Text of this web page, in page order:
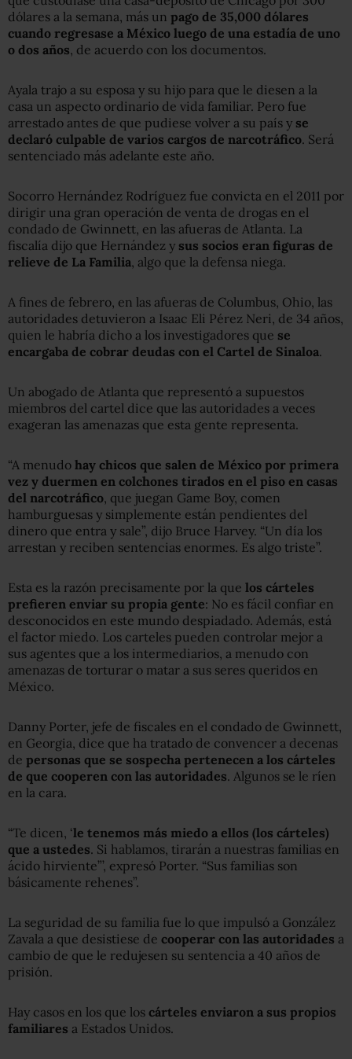
dólares a la semana, más un pago de 35,000 dólares
cuando regresase a México luego de una estadía de uno
o dos años , de acuerdo con los documentos.
Ayala trajo a su esposa y su hijo para que le diesen a la
casa un aspecto ordinario de vida familiar. Pero fue
arrestado antes de que pudiese volver a su país y se
declaró culpable de varios cargos de narcotráfico. Será
sentenciado más adelante este año.
Socorro Hernández Rodríguez fue convicta en el 2011 por
dirigir una gran operación de venta de drogas en el
condado de Gwinnett, en las afueras de Atlanta. La
fiscalía dijo que Hernández y sus socios eran figuras de
relieve de La Familia , algo que la defensa niega.
A fines de febrero, en las afueras de Columbus, Ohio, las
autoridades detuvieron a Isaac Eli Pérez Neri, de 34 años,
quien le habría dicho a los investigadores que se
encargaba de cobrar deudas con el Cartel de Sinaloa.
Un abogado de Atlanta que representó a supuestos
miembros del cartel dice que las autoridades a veces
exageran las amenazas que esta gente representa.
“A menudo hay chicos que salen de México por primera
vez y duermen en colchones tirados en el piso en casas
del narcotráfico , que juegan Game Boy, comen
hamburguesas y simplemente están pendientes del
dinero que entra y sale”, dijo Bruce Harvey. “Un día los
arrestan y reciben sentencias enormes. Es algo triste”.
Esta es la razón precisamente por la que los cárteles
prefieren enviar su propia gente: No es fácil confiar en
desconocidos en este mundo despiadado. Además, está
el factor miedo. Los carteles pueden controlar mejor a
sus agentes que a los intermediarios, a menudo con
amenazas de torturar o matar a sus seres queridos en
México.
Danny Porter, jefe de fiscales en el condado de Gwinnett,
en Georgia, dice que ha tratado de convencer a decenas
de personas que se sospecha pertenecen a los cárteles
de que cooperen con las autoridades. Algunos se le ríen
en la cara.
“Te dicen, ‘le tenemos más miedo a ellos (los cárteles)
que a ustedes. Si hablamos, tirarán a nuestras familias en
ácido hirviente”’, expresó Porter. “Sus familias son
básicamente rehenes”.
La seguridad de su familia fue lo que impulsó a González
Zavala a que desistiese de cooperar con las autoridades a
cambio de que le redujesen su sentencia a 40 años de
prisión.
Hay casos en los que los cárteles enviaron a sus propios
familiares a Estados Unidos.